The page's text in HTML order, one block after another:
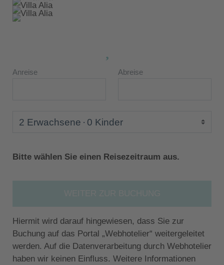
Anreise Abreise
2 Erwachsene 0 Kinder
Bitte wählen Sie einen Reisezeitraum aus.
Hiermit wird darauf hingewiesen, dass Sie zur
Buchung auf das Portal „Webhotelier“ weitergeleitet
werden. Auf die Datenverarbeitung durch Webhotelier
haben wir keinen Einfluss. Weitere Informationen